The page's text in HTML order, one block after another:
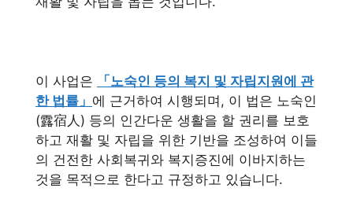
이 사업은
「노숙인 등의 복지 및 자립지원에 관
한 법률」 에 근거하여 시행되며, 이 법은 노숙인
(露宿人) 등의 인간다운 생활을 할 권리를 보호
하고 재활 및 자립을 위한 기반을 조성하여 이들
의 건전한 사회복귀와 복지증진에 이바지하는
것을 목적으로 한다고 규정하고 있습니다.